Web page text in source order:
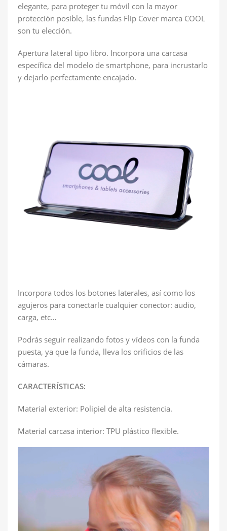
elegante, para proteger tu móvil con la mayor
protección posible, las fundas Flip Cover marca COOL
son tu elección.
Apertura lateral tipo libro. Incorpora una carcasa
específica del modelo de smartphone, para incrustarlo
y dejarlo perfectamente encajado.
Incorpora todos los botones laterales, así como los
agujeros para conectarle cualquier conector: audio,
carga, etc…
Podrás seguir realizando fotos y vídeos con la funda
puesta, ya que la funda, lleva los orificios de las
cámaras.
CARACTERÍSTICAS:
Material exterior: Polipiel de alta resistencia.
Material carcasa interior: TPU plástico flexible.